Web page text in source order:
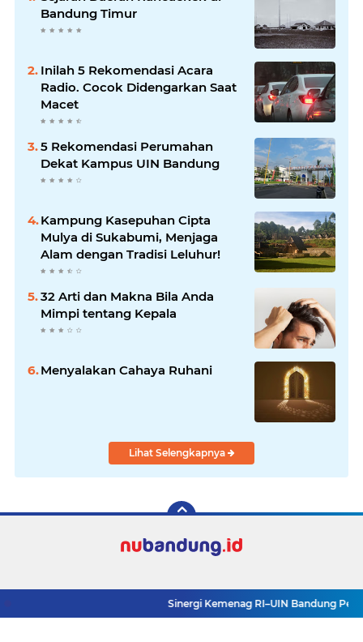
Bandung Timur
Inilah 5 Rekomendasi Acara
Radio. Cocok Didengarkan Saat
Macet
5 Rekomendasi Perumahan
Dekat Kampus UIN Bandung
Kampung Kasepuhan Cipta
Mulya di Sukabumi, Menjaga
Alam dengan Tradisi Leluhur!
32 Arti dan Makna Bila Anda
Mimpi tentang Kepala
Menyalakan Cahaya Ruhani
Lihat Selengkapnya
Sinergi Kemenag RI–UIN Bandung